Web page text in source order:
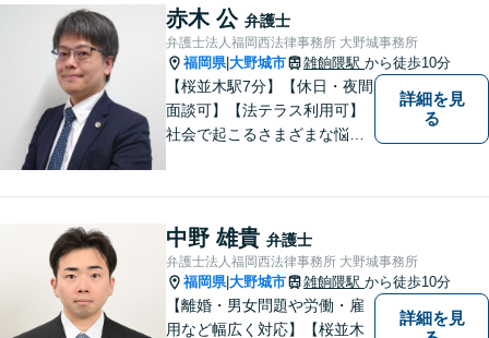
現実的な解決策をご提案いた
しますので、まずはお気軽に
ご相談ください。
赤木 公 弁護士
弁護士法人福岡西法律事務所 大野城事務所
福岡県|大野城市 雑餉隈駅 から徒歩10分
【桜並木駅7分】【休日・夜間
面談可】【法テラス利用可】
社会で起こるさまざまな悩み
す。 困りごとやご相談があり
ましたら、どうぞお気軽にお
声がけください。
詳細を見
る
中野 雄貴 弁護士
弁護士法人福岡西法律事務所 大野城事務所
福岡県|大野城市 雑餉隈駅 から徒歩10分
【離婚・男女問題や労働・雇
用など幅広く対応】【桜並木
詳細を見